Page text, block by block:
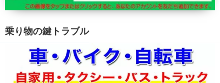
乗り物の鍵トラブル